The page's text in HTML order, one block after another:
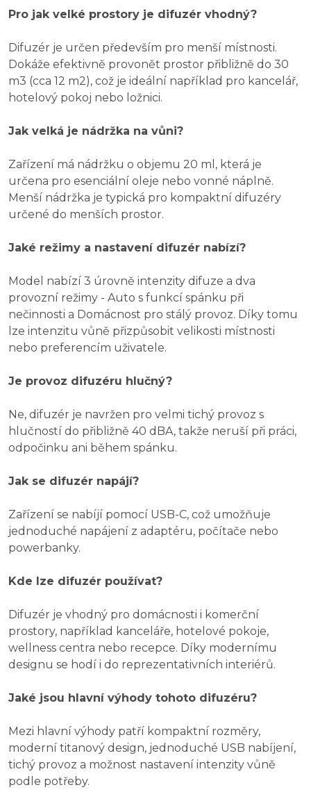
Pro jak velké prostory je difuzér vhodný?
Difuzér je určen především pro menší místnosti.
Dokáže efektivně provonět prostor přibližně do 30
m3 (cca 12 m2), což je ideální například pro kancelář,
hotelový pokoj nebo ložnici.
Jak velká je nádržka na vůni?
Zařízení má nádržku o objemu 20 ml, která je
určena pro esenciální oleje nebo vonné náplně.
Menší nádržka je typická pro kompaktní difuzéry
určené do menších prostor.
Jaké režimy a nastavení difuzér nabízí?
Model nabízí 3 úrovně intenzity difuze a dva
provozní režimy - Auto s funkcí spánku při
nečinnosti a Domácnost pro stálý provoz. Díky tomu
lze intenzitu vůně přizpůsobit velikosti místnosti
nebo preferencím uživatele.
Je provoz difuzéru hlučný?
Ne, difuzér je navržen pro velmi tichý provoz s
hlučností do přibližně 40 dBA, takže neruší při práci,
odpočinku ani během spánku.
Jak se difuzér napájí?
Zařízení se nabíjí pomocí USB-C, což umožňuje
jednoduché napájení z adaptéru, počítače nebo
powerbanky.
Kde lze difuzér používat?
Difuzér je vhodný pro domácnosti i komerční
prostory, například kanceláře, hotelové pokoje,
wellness centra nebo recepce. Díky modernímu
designu se hodí i do reprezentativních interiérů.
Jaké jsou hlavní výhody tohoto difuzéru?
Mezi hlavní výhody patří kompaktní rozměry,
moderní titanový design, jednoduché USB nabíjení,
tichý provoz a možnost nastavení intenzity vůně
podle potřeby.